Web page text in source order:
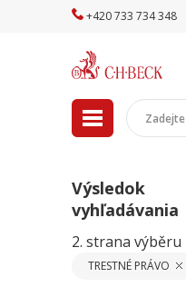
+420733 734348
Výsledok
vyhľadávania
2. strana výběru
TRESTNÉ PRÁVO